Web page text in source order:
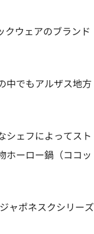
ウェアのブランド
中でもアルザス地方
シェフによってスト
ホーロー鍋（ココッ
ャポネスクシリーズ